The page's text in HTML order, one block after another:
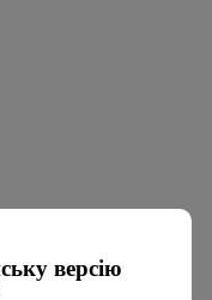
версію